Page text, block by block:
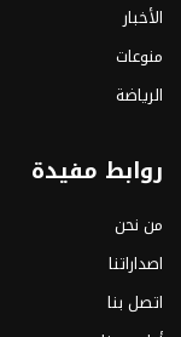
الأخبار
منوعات
الرياضة
روابط مفيدة
من نحن
اصداراتنا
اتصل بنا